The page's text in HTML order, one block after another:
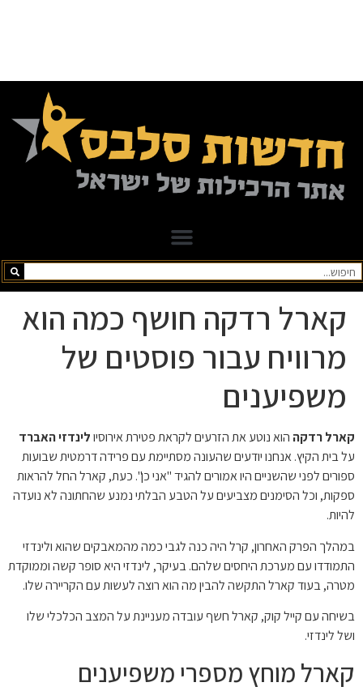
קארל רדקה חושף כמה הוא
מרוויח עבור פוסטים של
משפיענים
קארל רדקה הוא נוטע את הזרעים לקראת פטירת אירוסיולינדזי האברד
על בית הקיץ. אנחנו יודעים שהעונה מסתיימת עם פרידה דרמטית שבועות
ספורים לפני שהשניים היו אמורים להגיד "אני כן". כעת, קארל החל להראות
ספקות, וכל הסימנים מצביעים על הטבע הבלתי נמנע שהחתונה לא נועדה
להיות.
במהלך הפרק האחרון, קרל היה כנה לגבי כמה מהמאבקים שהוא ולינדזי
התמודדו עם מערכת היחסים שלהם. בעיקר, לינדזי היא סופר קשה וממוקדת
מטרה, בעוד קארל התקשה להבין מה הוא רוצה לעשות עם הקריירה שלו.
בשיחה עם קייל קוק, קארל חשף עובדה מעניינת על המצב הכלכלי שלו
ושל לינדזי.
קארל מוחץ מספרי משפיענים